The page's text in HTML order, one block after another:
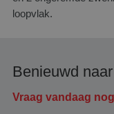
loopvlak.
Benieuwd
Vraag vandaag